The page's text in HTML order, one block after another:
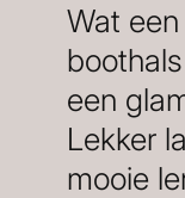
Wat
een
Lekker
mooie